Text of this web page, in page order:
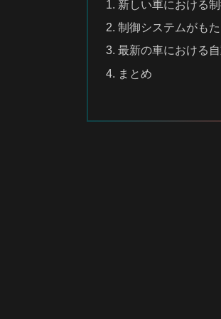
新しい車における
制御システムがも
最新の車における
まとめ